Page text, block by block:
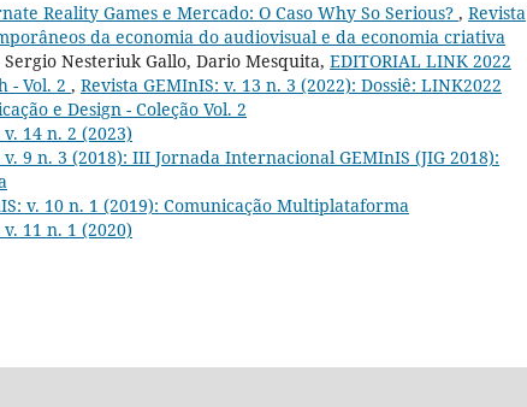
Reality Games e Mercado: O Caso Why So Serious? , Revista
da economia do audiovisual e da economia criativa
Nesteriuk Gallo, Dario Mesquita, EDITORIAL LINK 2022
- Vol. 2 , Revista GEMInIS: v. 13 n. 3 (2022): Dossiê: LINK2022
e Design - Coleção Vol. 2
14 n. 2 (2023)
v. 9 n. 3 (2018): III Jornada Internacional GEMInIS (JIG 2018):
v. 10 n. 1 (2019): Comunicação Multiplataforma
11 n. 1 (2020)